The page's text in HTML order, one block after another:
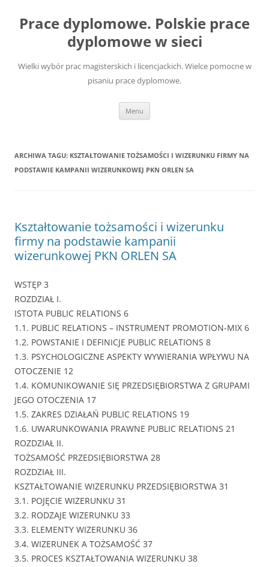
treści
Prace dyplomowe. Polskie prace
dyplomowe w sieci
Wielki wybór prac magisterskich i licencjackich. Wielce pomocne w
pisaniu prace dyplomowe.
Menu
ARCHIWA TAGU: KSZTAŁTOWANIE TOŻSAMOŚCI I WIZERUNKU FIRMY NA
PODSTAWIE KAMPANII WIZERUNKOWEJ PKN ORLEN SA
Kształtowanie tożsamości i wizerunku
firmy na podstawie kampanii
wizerunkowej PKN ORLEN SA
WSTĘP 3
ROZDZIAŁ I.
ISTOTA PUBLIC RELATIONS 6
1.1. PUBLIC RELATIONS – INSTRUMENT PROMOTION-MIX 6
1.2. POWSTANIE I DEFINICJE PUBLIC RELATIONS 8
1.3. PSYCHOLOGICZNE ASPEKTY WYWIERANIA WPŁYWU NA
OTOCZENIE 12
1.4. KOMUNIKOWANIE SIĘ PRZEDSIĘBIORSTWA Z GRUPAMI
JEGO OTOCZENIA 17
1.5. ZAKRES DZIAŁAŃ PUBLIC RELATIONS 19
1.6. UWARUNKOWANIA PRAWNE PUBLIC RELATIONS 21
ROZDZIAŁ II.
TOŻSAMOŚĆ PRZEDSIĘBIORSTWA 28
ROZDZIAŁ III.
KSZTAŁTOWANIE WIZERUNKU PRZEDSIĘBIORSTWA 31
3.1. POJĘCIE WIZERUNKU 31
3.2. RODZAJE WIZERUNKU 33
3.3. ELEMENTY WIZERUNKU 36
3.4. WIZERUNEK A TOŻSAMOŚĆ 37
3.5. PROCES KSZTAŁTOWANIA WIZERUNKU 38